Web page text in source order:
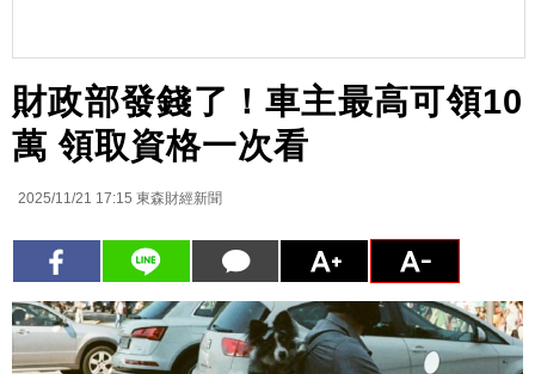
財政部發錢了！車主最高可領10
萬 領取資格一次看
2025/11/21 17:15 東森財經新聞